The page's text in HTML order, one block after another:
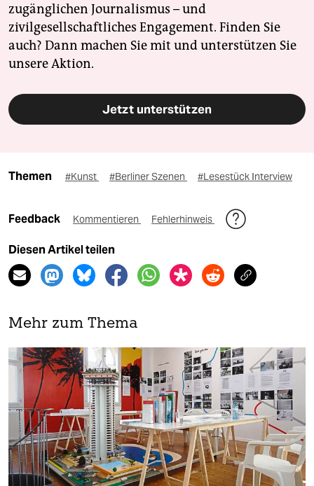
zugänglichen Journalismus – und
zivilgesellschaftliches Engagement. Finden Sie
auch? Dann machen Sie mit und unterstützen Sie
unsere Aktion.
Jetzt unterstützen
Themen #Kunst #Berliner Szenen #Lesestück Interview
Feedback Kommentieren Fehlerhinweis
Diesen Artikel teilen
Mehr zum Thema